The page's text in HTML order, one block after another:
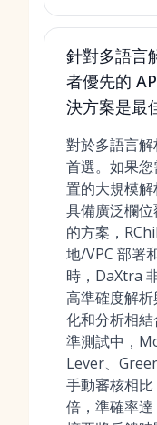
針對多語言
者優先的
決方案是最
對於多語言
首選。如果
置的大規模
具備廣泛欄
的方案，
地/VPC 部署
時，DaXtra
高準確度解
化和分析相
準測試中，
Lever、
手動審核相
倍，準確率